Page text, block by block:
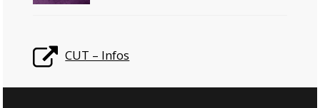
CUT – Infos